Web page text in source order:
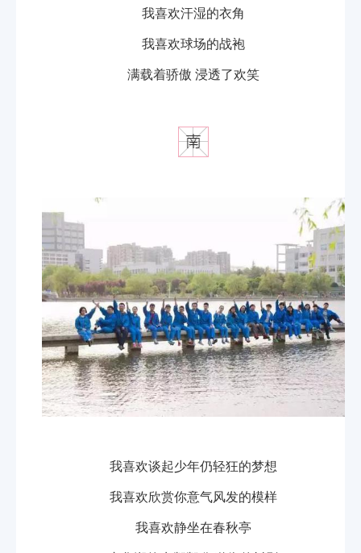
我喜欢汗湿的衣角
我喜欢球场的战袍
满载着骄傲 浸透了欢笑
我喜欢谈起少年仍轻狂的梦想
我喜欢欣赏你意气风发的模样
我喜欢静坐在春秋亭